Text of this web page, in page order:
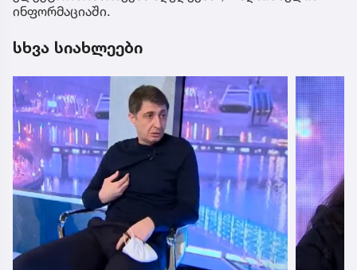
ინფორმაციაში.
სხვა სიახლეები